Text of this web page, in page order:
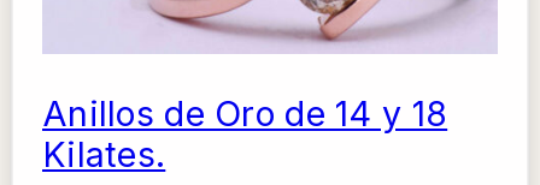
Anillos de Oro de 14 y 18
Kilates.